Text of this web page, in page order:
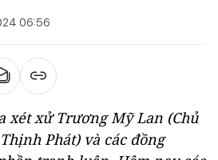
06:56
xét xử Trương Mỹ Lan (Chủ
Phát) và các đồng